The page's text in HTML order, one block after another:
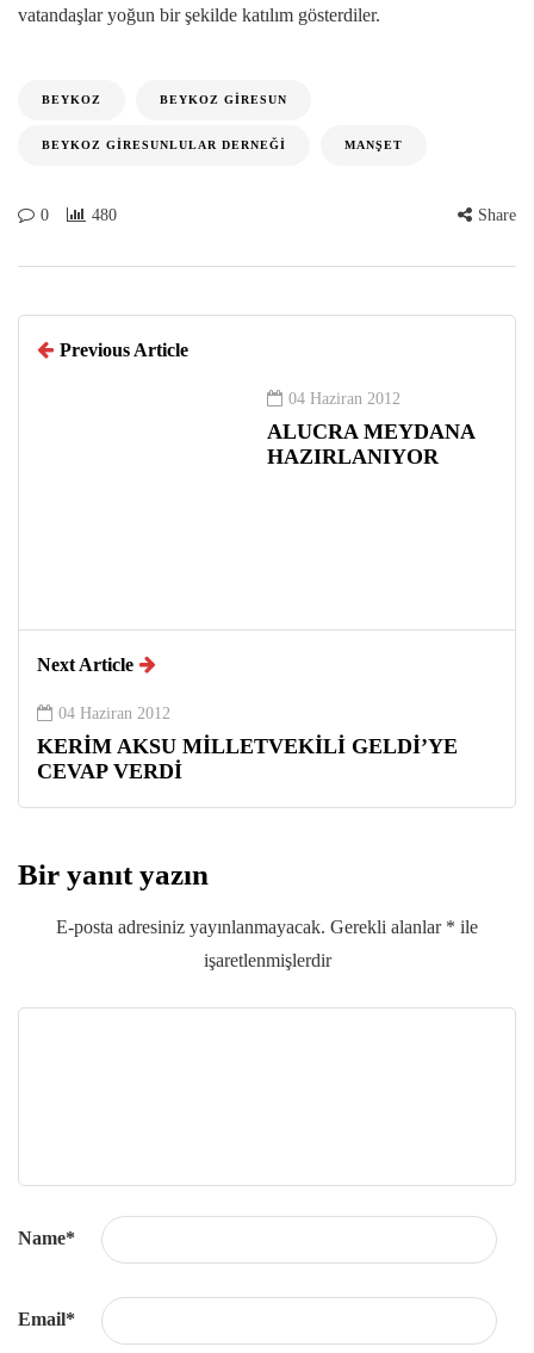
vatandaşlar yoğun bir şekilde katılım gösterdiler.
BEYKOZ BEYKOZ GIRESUN
BEYKOZ GIRESUNLULAR DERNEĞI MANŞET
0 480 Share
Previous Article
04 Haziran 2012
ALUCRA MEYDANA
HAZIRLANIYOR
Next Article
04 Haziran 2012
KERİM AKSU MİLLETVEKİLİ GELDİ’YE
CEVAP VERDİ
Bir yanıt yazın
E-posta adresiniz yayınlanmayacak. Gerekli alanlar * ile
işaretlenmişlerdir
Name*
Email*